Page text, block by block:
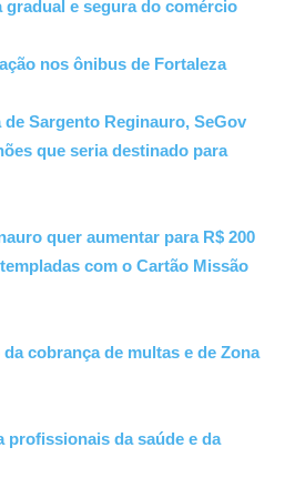
gradual e segura do comércio
nos ônibus de Fortaleza
Sargento Reginauro, SeGov
que seria destinado para
quer aumentar para R$ 200
com o Cartão Missão
cobrança de multas e de Zona
profissionais da saúde e da